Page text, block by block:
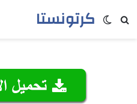
كرتونستابحث عنالوضع المظلم